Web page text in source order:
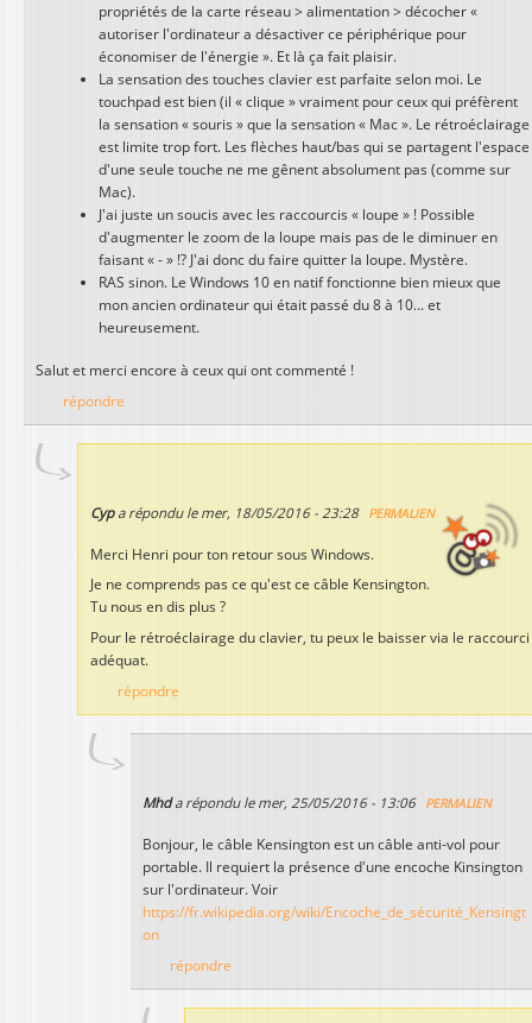
propriétés de la carte réseau > alimentation > décocher «
autoriser l'ordinateur a désactiver ce périphérique pour
économiser de l'énergie ». Et là ça fait plaisir.
La sensation des touches clavier est parfaite selon moi. Le
touchpad est bien (il « clique » vraiment pour ceux qui préfèrent
la sensation « souris » que la sensation « Mac ». Le rétroéclairage
est limite trop fort. Les flèches haut/bas qui se partagent l'espace
d'une seule touche ne me gênent absolument pas (comme sur
Mac).
J'ai juste un soucis avec les raccourcis « loupe » ! Possible
d'augmenter le zoom de la loupe mais pas de le diminuer en
faisant « - » !? J'ai donc du faire quitter la loupe. Mystère.
RAS sinon. Le Windows 10 en natif fonctionne bien mieux que
mon ancien ordinateur qui était passé du 8 à 10... et
heureusement.
Salut et merci encore à ceux qui ont commenté !
répondre
Cypa répondu le mer, 18/05/2016 - 23:28 PERMALIEN
Merci Henri pour ton retour sous Windows.
Je ne comprends pas ce qu'est ce câble Kensington.
Tu nous en dis plus ?
Pour le rétroéclairage du clavier, tu peux le baisser via le raccourci
adéquat.
répondre
Mhda répondu le mer, 25/05/2016 - 13:06 PERMALIEN
Bonjour, le câble Kensington est un câble anti-vol pour
portable. Il requiert la présence d'une encoche Kinsington
sur l'ordinateur. Voir
https://fr.wikipedia.org/wiki/Encoche_de_sécurité_Kensingt
on
répondre